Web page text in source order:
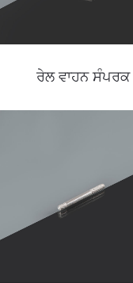
ਰੇਲ ਵਾਹਨ ਸੰਪਰਕ